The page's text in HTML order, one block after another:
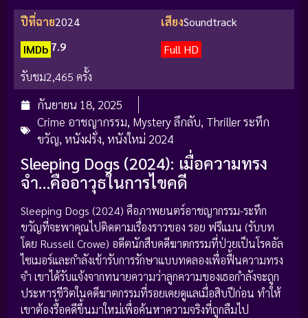
ปีที่ฉาย2024 เสียงSoundtrack
IMDb 7.9
Full HD
รับชม2,465 ครั้ง
กันยายน 18, 2025
Crime อาชญากรรม, Mystery ลึกลับ, Thriller ระทึก
ขวัญ, หนังฝรั่ง, หนังใหม่ 2024
Sleeping Dogs (2024): เมื่อความทรง
จำ…คืออาวุธในการไขคดี
Sleeping Dogs (2024) คือภาพยนตร์อาชญากรรม-ระทึก
ขวัญที่จะพาคุณไปติดตามเรื่องราวของ รอย ฟรีแมน (รับบท
โดย Russell Crowe) อดีตนักสืบคดีฆาตกรรมที่ป่วยเป็นโรคอัล
ไซเมอร์และกำลังเข้ารับการรักษาแบบทดลองเพื่อฟื้นความทรง
จำ เขาได้รับแจ้งจากทนายความว่าลูกความของเธอกำลังจะถูก
ประหารชีวิตในคดีฆาตกรรมที่รอยเคยดูแลเมื่อสิบปีก่อน ทำให้
เขาต้องรื้อคดีขึ้นมาใหม่เพื่อค้นหาความจริงที่ถูกลืมไป